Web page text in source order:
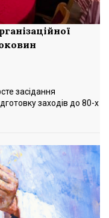
засідання
заходів до 80-х